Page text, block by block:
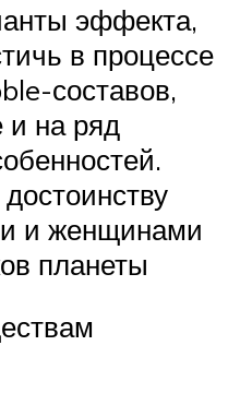
эффекта,
в процессе
составов,
и на ряд
и женщинами
планеты